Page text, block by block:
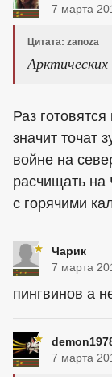
7 марта
Цитата: zanoza
Раз
значит точат
войне на
расчищать на
с горячими
Чарик
7 марта
пингвинов а
7 марта